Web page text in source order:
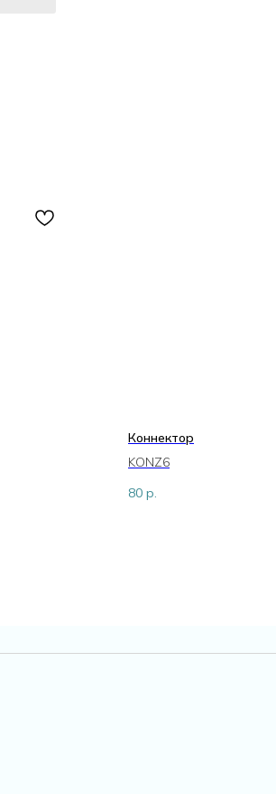
Коннектор
KONZ6
80 р.